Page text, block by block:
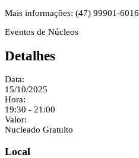
Mais informações: (47) 99901-6016
Eventos de Núcleos
Detalhes
Data:
15/10/2025
Hora:
19:30 - 21:00
Valor:
Nucleado Gratuito
Local